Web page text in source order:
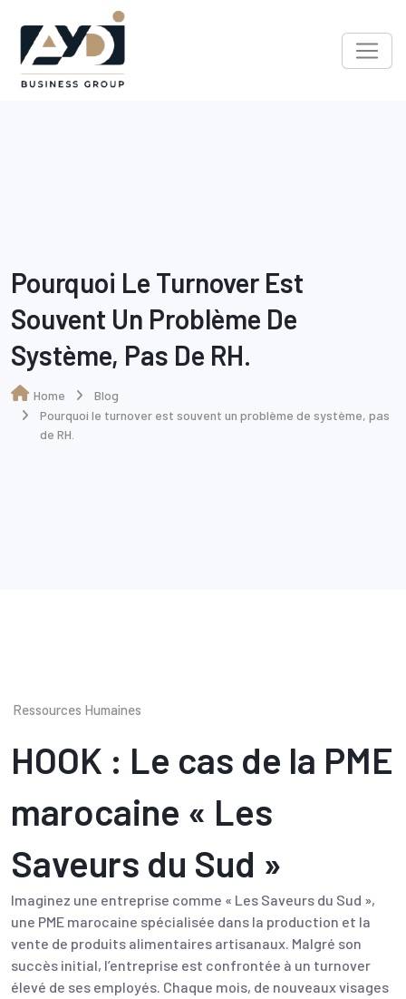
content
Pourquoi Le Turnover Est
Souvent Un Problème De
Système, Pas De RH.
Home
Blog
Pourquoi le turnover est souvent un problème de système, pas
de RH.
Ressources Humaines
HOOK : Le cas de la PME
marocaine « Les
Saveurs du Sud »
Imaginez une entreprise comme « Les Saveurs du Sud »,
une PME marocaine spécialisée dans la production et la
vente de produits alimentaires artisanaux. Malgré son
succès initial, l’entreprise est confrontée à un turnover
élevé de ses employés. Chaque mois, de nouveaux visages